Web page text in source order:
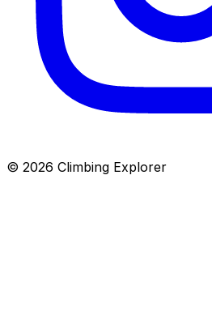
© 2026 Climbing Explorer